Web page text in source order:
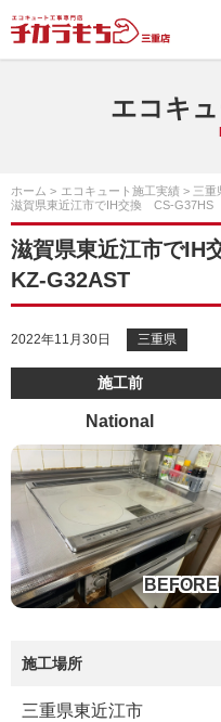
エコキ
ホーム エコキュート施工実績
三重
滋賀県東近江市でIH交換 CS-
滋賀県東近江市で
KZ-G32AST
2022年11月30日 三重県
施工前
National
施工場所
三重県東近江市